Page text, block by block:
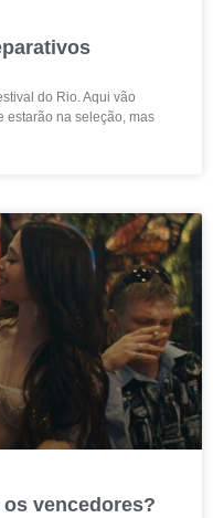
do Rio. Aqui vão
estarão na seleção, mas
vencedores?